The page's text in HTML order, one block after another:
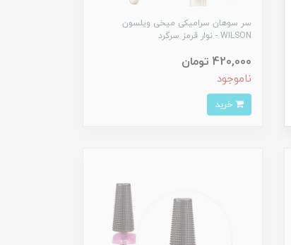
سر سوهان سرامیکی میخی ویلسون
WILSON - نوار قرمز سرگرد
420,000 تومان
ناموجود
خرید